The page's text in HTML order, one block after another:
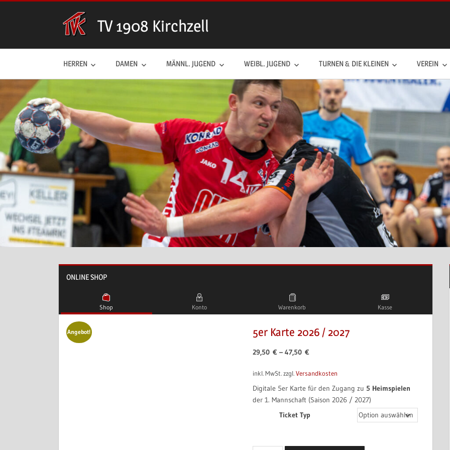
TV 1908 Kirchzell
HERREN DAMEN MÄNNL. JUGEND WEIBL. JUGEND TURNEN & DIE KLEINEN VEREIN
ONLINE SHOP
Shop Konto Warenkorb Kasse
Angebot! 5er Karte 2026 / 2027
29,50€ –47,50€
inkl. MwSt. zzgl.Versandkosten
Digitale 5er Karte für den Zugang zu 5 Heimspielen
der 1. Mannschaft (Saison 2026 / 2027)
Ticket Typ